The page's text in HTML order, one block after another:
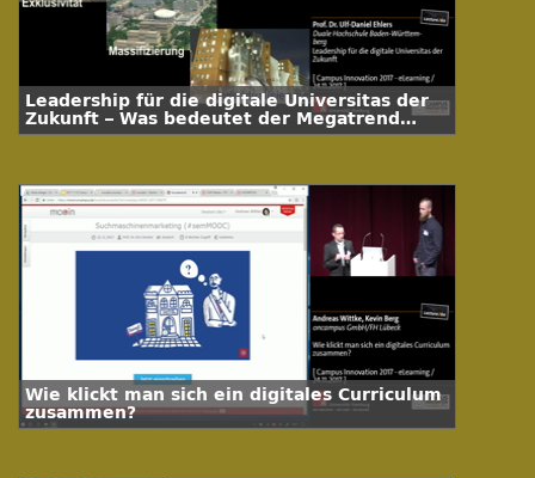
Leadership für die digitale Universitas der
Zukunft – Was bedeutet der Megatrend
Digitalisierung für die Universität der
Wie klickt man sich ein digitales Curriculum
zusammen?